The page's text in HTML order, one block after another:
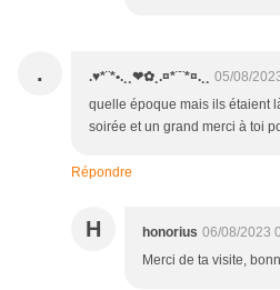
. .♥*¨*•.¸¸❤✿¸.¤*¨¨*¤.¸¸
05/08/
quelle époque mais ils étaient
soirée et un grand merci à toi
Répondre
H honorius 06/08/2023
Merci de ta visite,